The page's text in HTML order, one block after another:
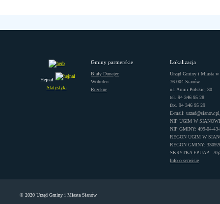
Hejnał
Statystyki
Gminy partnerskie
Biały Dunajec
Wöhrden
Rezekne
Lokalizacja
Urząd Gminy i Miasta w
76-004 Sianów
ul. Armii Polskiej 30
tel. 94 346 95 28
fax. 94 346 95 29
E-mail:
NIP UGIM W
NIP GMINY: 499-04-43-
REGON UGIM W
REGON GMINY:
SKRYTKA EPUAP - /
Info o serwisie
© 2020 Urząd Gminy i Miasta Sianów